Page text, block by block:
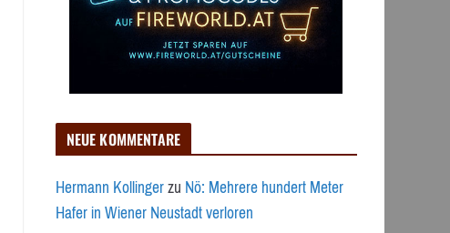
NEUE KOMMENTARE
Hermann KollingerzuNö: Mehrere hundert Meter
Hafer in Wiener Neustadt verloren